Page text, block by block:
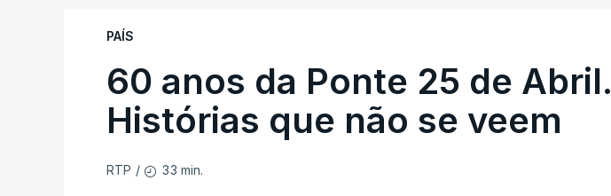
PAÍS
60 anos da Ponte 25 de Abril.
Histórias que não se veem
RTP / 33 min.